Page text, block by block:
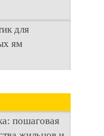
выгребной
приятным
для
ям
об
для
ям – это
пошаговая